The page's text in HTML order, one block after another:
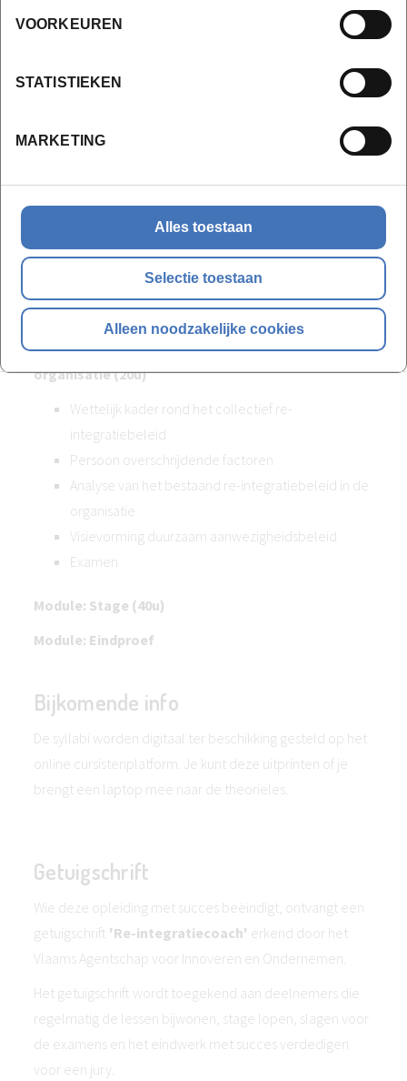
VOORKEUREN
STATISTIEKEN
MARKETING
Alles toestaan
Selectie toestaan
Alleen noodzakelijke cookies
integratieplan
Examen
werkhervatting (20u)
Coaching tijdens werkhervatting
Afsluiten en evalueren van het re-integratieplan
Eindwerkbegeleiding
Examen
Module: Het collectief re-integratiebeleid van de
organisatie (20u)
Wettelijk kader rond het collectief re-
integratiebeleid
Persoon overschrijdende factoren
Analyse van het bestaand re-integratiebeleid in de
organisatie
Visievorming duurzaam aanwezigheidsbeleid
Examen
Module: Stage (40u)
Module: Eindproef
Bijkomende info
De syllabi worden digitaal ter beschikking gesteld op het
online cursistenplatform. Je kunt deze uitprinten of je
brengt een laptop mee naar de theorieles.
Getuigschrift
Wie deze opleiding met succes beëindigt, ontvangt een
getuigschrift 'Re-integratiecoach' erkend door het
Vlaams Agentschap voor Innoveren en Ondernemen.
Het getuigschrift wordt toegekend aan deelnemers die
regelmatig de lessen bijwonen, stage lopen, slagen voor
de examens en het eindwerk met succes verdedigen
voor een jury.